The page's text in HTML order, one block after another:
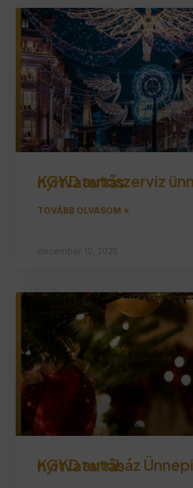
KGYD autószerviz ünnepi nyitvatartás
TOVÁBB OLVASOM »
december 10, 2025
KGYD autóház Ünnepi nyitvatartás